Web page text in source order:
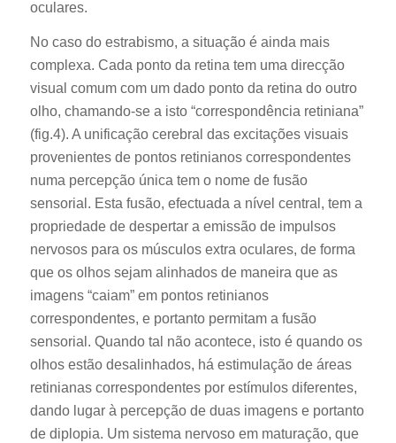
oculares.
No caso do estrabismo, a situação é ainda mais
complexa. Cada ponto da retina tem uma direcção
visual comum com um dado ponto da retina do outro
olho, chamando-se a isto “correspondência retiniana”
(fig.4). A unificação cerebral das excitações visuais
provenientes de pontos retinianos correspondentes
numa percepção única tem o nome de fusão
sensorial. Esta fusão, efectuada a nível central, tem a
propriedade de despertar a emissão de impulsos
nervosos para os músculos extra oculares, de forma
que os olhos sejam alinhados de maneira que as
imagens “caiam” em pontos retinianos
correspondentes, e portanto permitam a fusão
sensorial. Quando tal não acontece, isto é quando os
olhos estão desalinhados, há estimulação de áreas
retinianas correspondentes por estímulos diferentes,
dando lugar à percepção de duas imagens e portanto
de diplopia. Um sistema nervoso em maturação, que